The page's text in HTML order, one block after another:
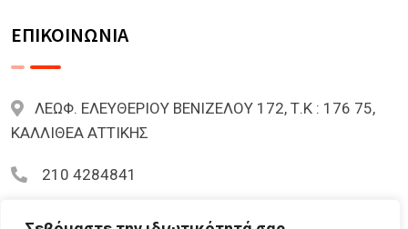
ΕΠΙΚΟΙΝΩΝΙΑ
ΛΕΩΦ. ΕΛΕΥΘΕΡΙΟΥ ΒΕΝΙΖΕΛΟΥ 172, Τ.Κ : 176 75,
ΚΑΛΛΙΘΕΑ ΑΤΤΙΚΗΣ
210 4284841
mariazoi.powernumbers@gmail.com